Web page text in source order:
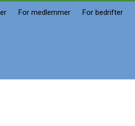
For medlemmer For bedrifter